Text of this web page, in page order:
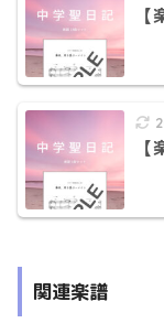
関連楽譜